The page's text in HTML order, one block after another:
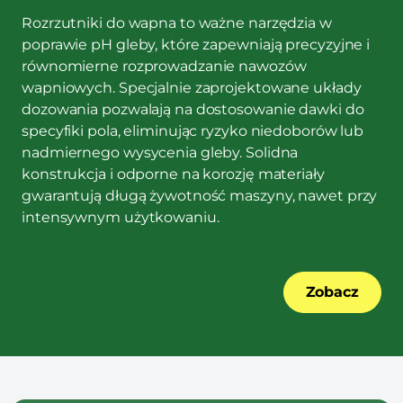
Rozrzutniki do wapna to ważne narzędzia w
poprawie pH gleby, które zapewniają precyzyjne i
równomierne rozprowadzanie nawozów
wapniowych. Specjalnie zaprojektowane układy
dozowania pozwalają na dostosowanie dawki do
specyfiki pola, eliminując ryzyko niedoborów lub
nadmiernego wysycenia gleby. Solidna
konstrukcja i odporne na korozję materiały
gwarantują długą żywotność maszyny, nawet przy
intensywnym użytkowaniu.
Zobacz